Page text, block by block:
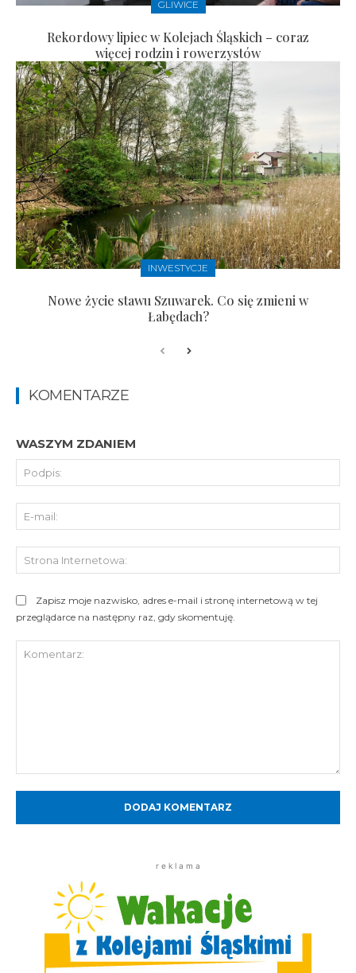
GLIWICE
Rekordowy lipiec w Kolejach Śląskich – coraz
więcej rodzin i rowerzystów
INWESTYCJE
Nowe życie stawu Szuwarek. Co się zmieni w
Łabędach?
KOMENTARZE
WASZYM ZDANIEM
Zapisz moje nazwisko, adres e-mail i stronę internetową w tej
przeglądarce na następny raz, gdy skomentuję.
r e k l a m a